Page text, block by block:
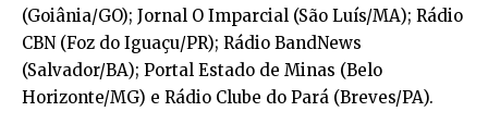
(Goiânia/GO); Jornal O Imparcial (São Luís/MA); Rádio
CBN (Foz do Iguaçu/PR); Rádio BandNews
(Salvador/BA); Portal Estado de Minas (Belo
Horizonte/MG) e Rádio Clube do Pará (Breves/PA).